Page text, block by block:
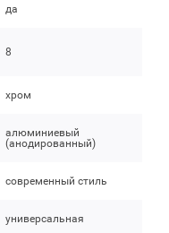
да
8
хром
алюминиевый
(анодированный)
современный стиль
универсальная